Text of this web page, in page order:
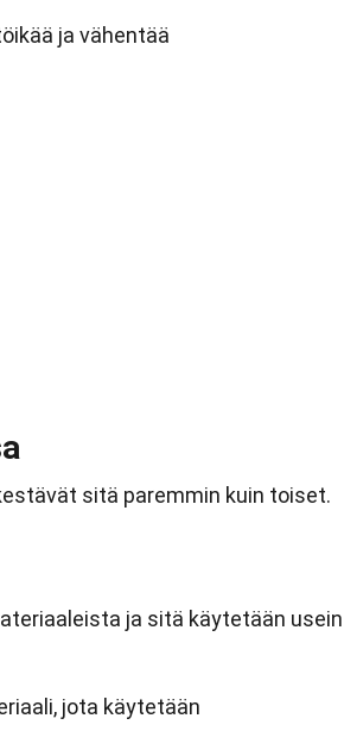
ja vähentää
sitä paremmin kuin toiset.
ja sitä käytetään usein
jota käytetään